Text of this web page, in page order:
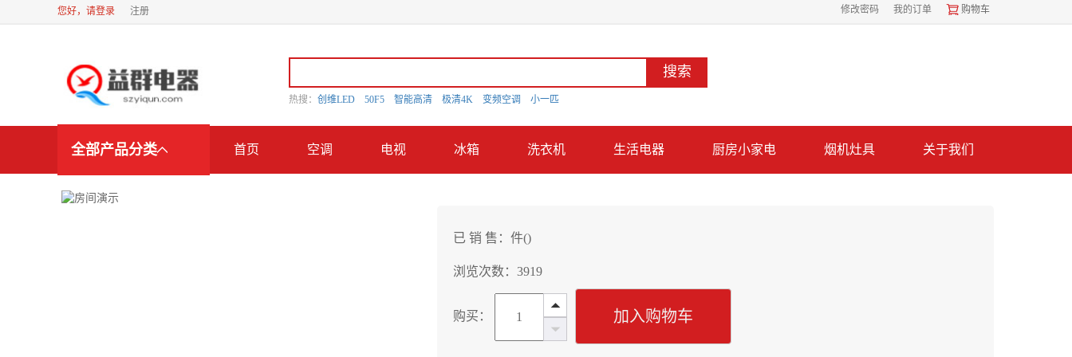
您好，请登录 注册 修改密码 我的订单 购物车
搜索
热搜： 创维LED 50F5 智能高清 极清4K 变频空调 小一匹
全部产品分类 首页 空调 电视 冰箱 洗衣机 生活电器 厨房小家电 烟机灶具 关于我们
已 销 售： 件()
浏览次数：3919
购买： 加入购物车